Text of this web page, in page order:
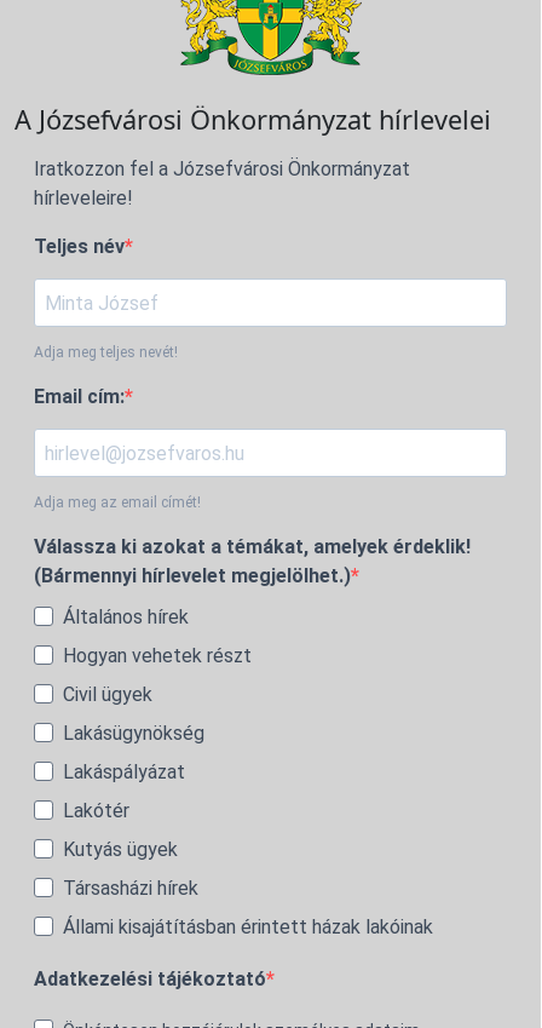
A Józsefvárosi Önkormányzat hírlevelei
Iratkozzon fel a Józsefvárosi Önkormányzat
hírleveleire!
Teljes név
Adja meg teljes nevét!
Email cím:
Adja meg az email címét!
Válassza ki azokat a témákat, amelyek érdeklik!
(Bármennyi hírlevelet megjelölhet.)
Általános hírek
Hogyan vehetek részt
Civil ügyek
Lakásügynökség
Lakáspályázat
Lakótér
Kutyás ügyek
Társasházi hírek
Állami kisajátításban érintett házak lakóinak
Adatkezelési tájékoztató